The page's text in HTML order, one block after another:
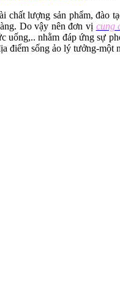
lượng sản phẩm, đào
Do vậy nên đơn vị cung
nhằm đáp ứng sự
điểm sống ảo lý tưởng-